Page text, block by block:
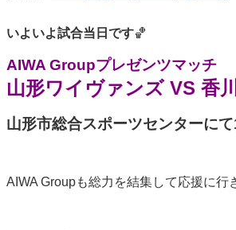
いよいよ試合当日です🏀
AIWA Groupプレゼンツマッチ
山形ワイヴァンズ VS 香
山形市総合スポーツセンターに
AIWA Groupも総力を結集して応援に行